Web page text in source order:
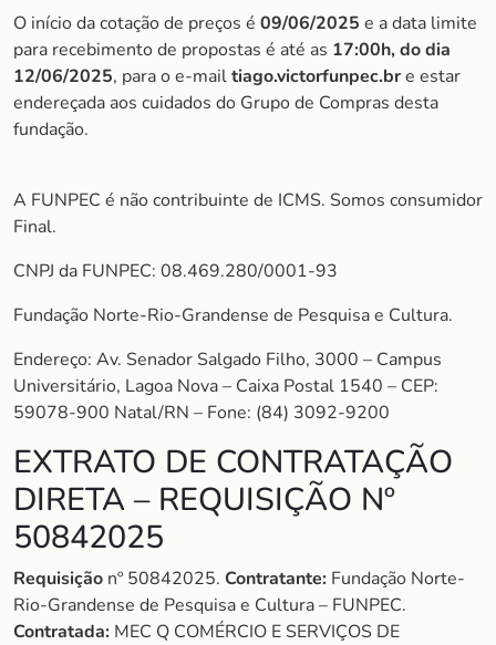
O início da cotação de preços é 09/06/2025 e a data limite
para recebimento de propostas é até as 17:00h, do dia
12/06/2025, para o e-mailtiago.victorfunpec.bre estar
endereçada aos cuidados do Grupo de Compras desta
fundação.
A FUNPEC é não contribuinte de ICMS. Somos consumidor
Final.
CNPJ da FUNPEC: 08.469.280/0001-93
Fundação Norte-Rio-Grandense de Pesquisa e Cultura.
Endereço: Av. Senador Salgado Filho, 3000 – Campus
Universitário, Lagoa Nova – Caixa Postal 1540 – CEP:
59078-900 Natal/RN – Fone: (84) 3092-9200
EXTRATO DE CONTRATAÇÃO
DIRETA – REQUISIÇÃO Nº
50842025
Requisição nº 50842025. Contratante: Fundação Norte-
Rio-Grandense de Pesquisa e Cultura – FUNPEC.
Contratada: MEC Q COMÉRCIO E SERVIÇOS DE